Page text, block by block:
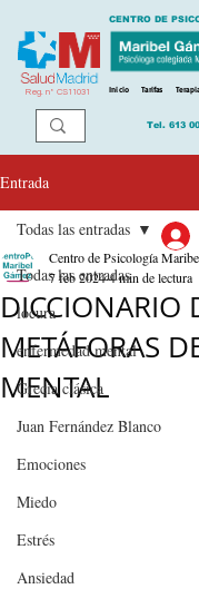
Reg. nº CS11031
CENTRO DE
Inicio Tarifas
Tel. 613
Entrada
Todas las entradas
locura
enfermedad mental
Grecia clásica
Juan Fernández Blanco
Emociones
Miedo
Estrés
Ansiedad
Todas las entradas
DICCIONARIO
METÁFORAS
MENTAL
Centro de Psicología
7 feb 20244 min de lectura